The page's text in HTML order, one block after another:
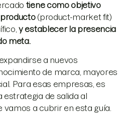
tiene como objetivo
(product-market fit)
y establecer la presencia
meta.
a nuevos
de marca, mayores
Para esas empresas, es
estrategia de salida al
vamos a cubrir en esta guía.